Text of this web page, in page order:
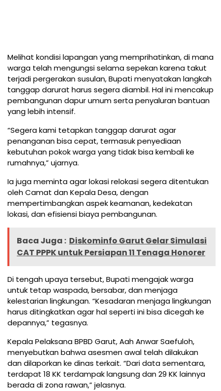
Melihat kondisi lapangan yang memprihatinkan, di mana
warga telah mengungsi selama sepekan karena takut
terjadi pergerakan susulan, Bupati menyatakan langkah
tanggap darurat harus segera diambil. Hal ini mencakup
pembangunan dapur umum serta penyaluran bantuan
yang lebih intensif.
“Segera kami tetapkan tanggap darurat agar
penanganan bisa cepat, termasuk penyediaan
kebutuhan pokok warga yang tidak bisa kembali ke
rumahnya,” ujarnya.
Ia juga meminta agar lokasi relokasi segera ditentukan
oleh Camat dan Kepala Desa, dengan
mempertimbangkan aspek keamanan, kedekatan
lokasi, dan efisiensi biaya pembangunan.
Baca Juga : Diskominfo Garut Gelar Simulasi
CAT PPPK untuk Persiapan 11 Tenaga Honorer
Di tengah upaya tersebut, Bupati mengajak warga
untuk tetap waspada, bersabar, dan menjaga
kelestarian lingkungan. “Kesadaran menjaga lingkungan
harus ditingkatkan agar hal seperti ini bisa dicegah ke
depannya,” tegasnya.
Kepala Pelaksana BPBD Garut, Aah Anwar Saefuloh,
menyebutkan bahwa asesmen awal telah dilakukan
dan dilaporkan ke dinas terkait. “Dari data sementara,
terdapat 18 KK terdampak langsung dan 29 KK lainnya
berada di zona rawan,” jelasnya.